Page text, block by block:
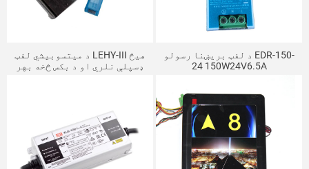
د میتسوبیشي لفټ LEHY-III هیڅ
ډسپلې نلري او د بکس څخه بهر
د لفټ بریښنا رسولو EDR-150-
24 150W24V6.5A